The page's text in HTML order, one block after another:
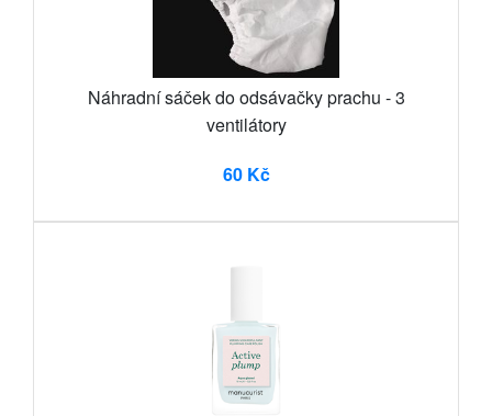
Náhradní sáček do odsávačky prachu - 3
ventilátory
60 Kč